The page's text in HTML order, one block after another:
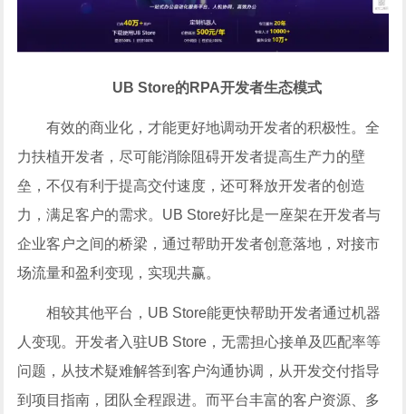
UB Store的RPA开发者生态模式
有效的商业化，才能更好地调动开发者的积极性。全
力扶植开发者，尽可能消除阻碍开发者提高生产力的壁
垒，不仅有利于提高交付速度，还可释放开发者的创造
力，满足客户的需求。UB Store好比是一座架在开发者与
企业客户之间的桥梁，通过帮助开发者创意落地，对接市
场流量和盈利变现，实现共赢。
相较其他平台，UB Store能更快帮助开发者通过机器
人变现。开发者入驻UB Store，无需担心接单及匹配率等
问题，从技术疑难解答到客户沟通协调，从开发交付指导
到项目指南，团队全程跟进。而平台丰富的客户资源、多